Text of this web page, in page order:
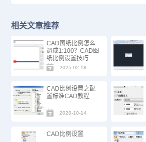
相关文章推荐
CAD图纸比例怎么
调成1:100？CAD图
纸比例设置技巧
2025-02-18
CAD比例设置之配
置标准CAD教程
2020-10-14
CAD比例设置